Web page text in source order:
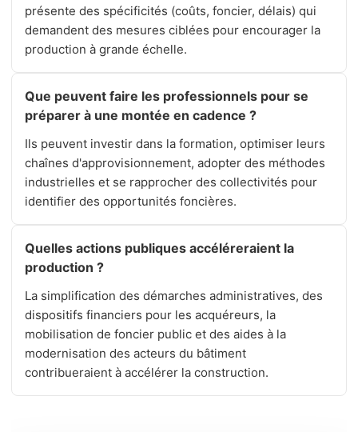
présente des spécificités (coûts, foncier, délais) qui
demandent des mesures ciblées pour encourager la
production à grande échelle.
Que peuvent faire les professionnels pour se
préparer à une montée en cadence ?
Ils peuvent investir dans la formation, optimiser leurs
chaînes d'approvisionnement, adopter des méthodes
industrielles et se rapprocher des collectivités pour
identifier des opportunités foncières.
Quelles actions publiques accéléreraient la
production ?
La simplification des démarches administratives, des
dispositifs financiers pour les acquéreurs, la
mobilisation de foncier public et des aides à la
modernisation des acteurs du bâtiment
contribueraient à accélérer la construction.